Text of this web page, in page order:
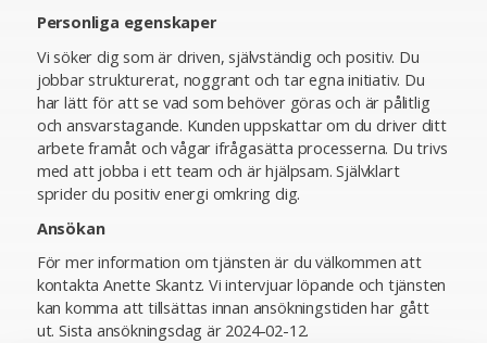
Personliga egenskaper
Vi söker dig som är driven, självständig och positiv. Du
jobbar strukturerat, noggrant och tar egna initiativ. Du
har lätt för att se vad som behöver göras och är pålitlig
och ansvarstagande. Kunden uppskattar om du driver ditt
arbete framåt och vågar ifrågasätta processerna. Du trivs
med att jobba i ett team och är hjälpsam. Självklart
sprider du positiv energi omkring dig.
Ansökan
För mer information om tjänsten är du välkommen att
kontakta Anette Skantz. Vi intervjuar löpande och tjänsten
kan komma att tillsättas innan ansökningstiden har gått
ut. Sista ansökningsdag är 2024-02-12.